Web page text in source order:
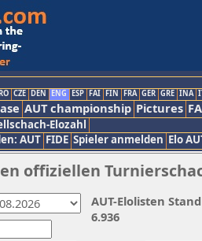
CZE DEN ENG ESP FAI FIN FRA GER GRE INA
AUT championship Pictures
Elozahl
AUT FIDE Spieler anmelden Elo
offiziellen
AUT-Elolisten
6.936